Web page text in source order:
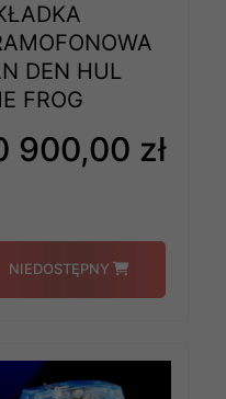
DEN HUL
FROG
900,00 zł
NIEDOSTĘPNY